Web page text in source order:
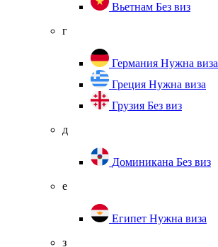
Вьетнам Без виз
г
Германия Нужна виза
Греция Нужна виза
Грузия Без виз
д
Доминикана Без виз
е
Египет Нужна виза
з